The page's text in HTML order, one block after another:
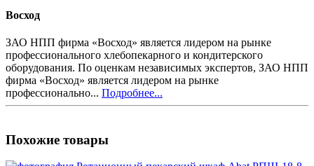
Восход
ЗАО НПП фирма «Восход» является лидером на рынке
профессионального хлебопекарного и кондитерского
оборудования. По оценкам независимых экспертов, ЗАО НПП
фирма «Восход» является лидером на рынке
профессионально... Подробнее...
Похожие товары